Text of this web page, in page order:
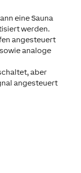
eine Sauna
werden.
angesteuert
analoge
aber
angesteuert